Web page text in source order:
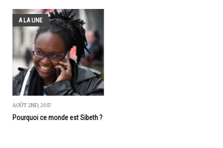
A LA UNE
AOÛT 2ND, 2017
Pourquoi ce monde est Sibeth ?